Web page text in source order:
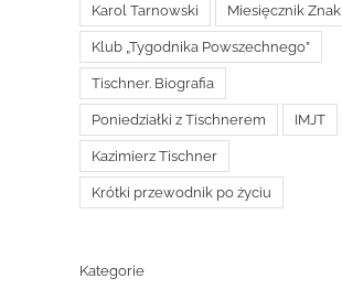
Karol Tarnowski Miesięcznik Znak
Klub „Tygodnika Powszechnego”
Tischner. Biografia
Poniedziałki z Tischnerem IMJT
Kazimierz Tischner
Krótki przewodnik po życiu
Kategorie